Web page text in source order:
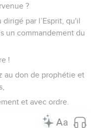
?
par l’Esprit, qu'il
un commandement du
!
au don de prophétie et
et avec ordre.